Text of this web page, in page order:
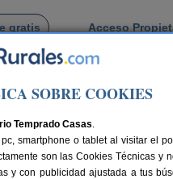
gratis Acceso
en nuestra base de
SOBRE COOKIES
Temprado Casas.
smartphone o tablet al visitar el
son las Cookies Técnicas y
con publicidad ajustada a tus